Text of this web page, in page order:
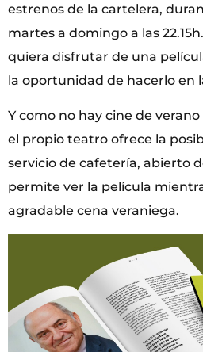
estrenos de la cartelera,
martes a domingo a las
quiera disfrutar de una
la oportunidad de hacerlo en
Y como no hay cine de
el propio teatro ofrece la
servicio de cafetería, abierto
permite ver la película
agradable cena veraniega.